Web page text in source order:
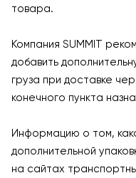
товара.
Компания SUMMIT
добавить
груза при доставке
конечного пункта
Информацию о том,
дополнительной
на сайтах